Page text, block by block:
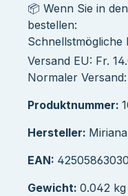
📦 Wenn Sie in den
bestellen:
Schnellstmögliche
Versand EU: Fr.
Normaler
Produktnummer:
Hersteller:
EAN:
Gewicht: 0.042 kg